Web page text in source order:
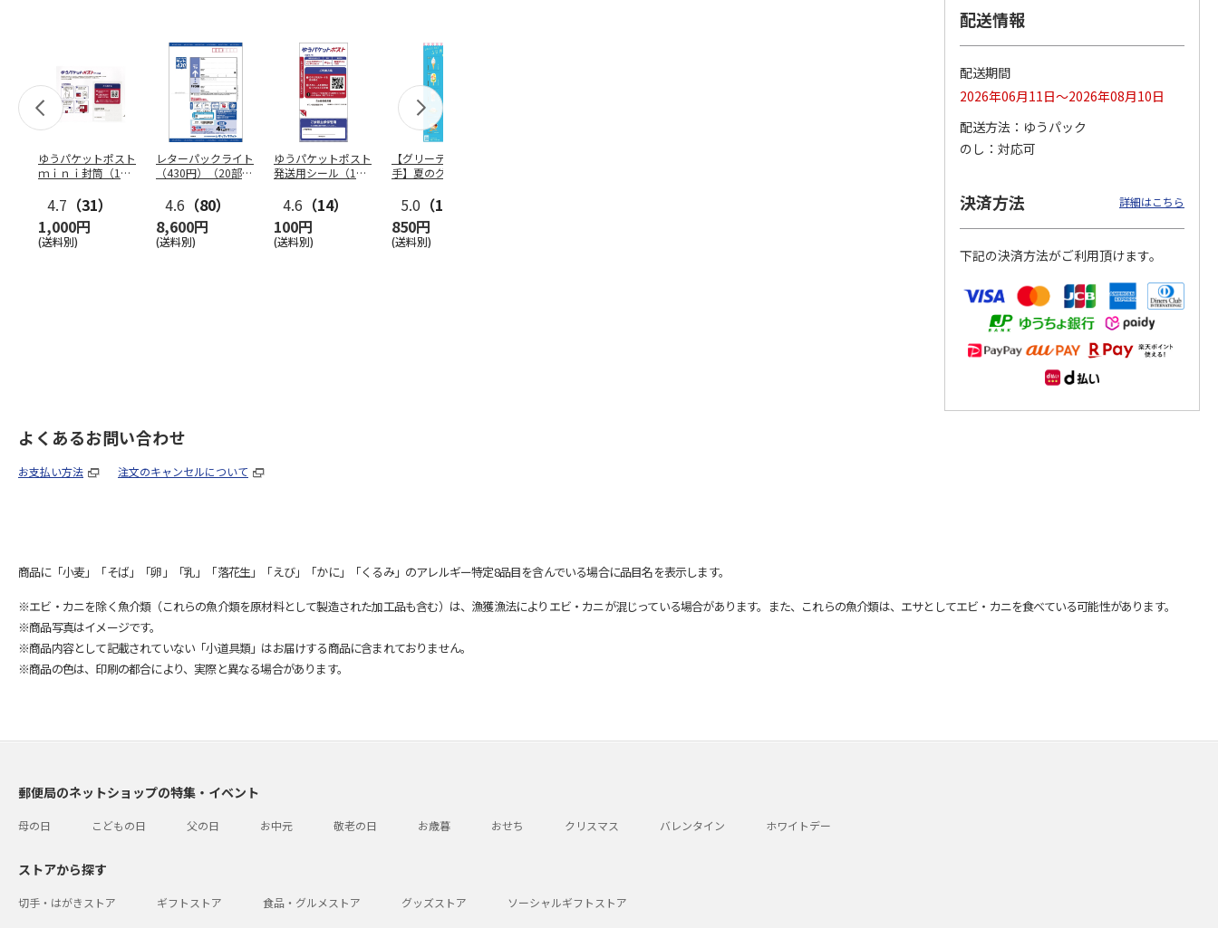
ゆうパケットポスト
ｍｉｎｉ封筒（1個
4.7 （31）
1,000円
(送料別)
レターパックライト
（430円）（20部セ
4.6 （80）
8,600円
(送料別)
ゆうパケットポスト
発送用シール（1個
4.6 （14）
100円
(送料別)
【グリーティング切
手】夏のグリーティ
5.0 （10）
850円
(送料別)
【グリーティング切
円…
4.8（11）
5,500円
4.6（7）
11,000円
配送情報
配送期間
2026年06月11日～2026年08月10日
配送方法
ゆうパック
のし
対応可
決済方法 詳細はこちら
下記の決済方法がご利用頂けます。
よくあるお問い合わせ
お支払い方法 注文のキャンセルについて
商品に「小麦」「そば」「卵」「乳」「落花生」「えび」「かに」「くるみ」のアレルギー特定8品目を含んでいる場合に品目名を表示します。
※エビ・カニを除く魚介類（これらの魚介類を原材料として製造された加工品も含む）は、漁獲漁法によりエビ・カニが混じっている場合があります。また、これらの魚介類は、エサとしてエビ・カニを食べている可能性があります。
※商品写真はイメージです。
※商品内容として記載されていない「小道具類」はお届けする商品に含まれておりません。
※商品の色は、印刷の都合により、実際と異なる場合があります。
郵便局のネットショップの特集・イベント
母の日 こどもの日 父の日 お中元 敬老の日 お歳暮 おせち クリスマス バレンタイン ホワイトデー
ストアから探す
切手・はがきストア ギフトストア 食品・グルメストア グッズストア ソーシャルギフトストア